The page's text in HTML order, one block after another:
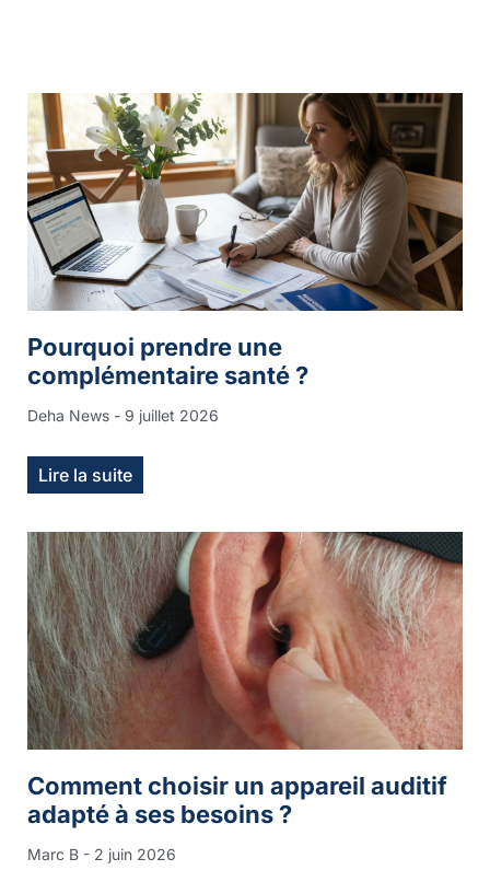
Pourquoi prendre une
complémentaire santé ?
Deha News 9 juillet 2026
Lire la suite
Comment choisir un appareil auditif
adapté à ses besoins ?
Marc B 2 juin 2026